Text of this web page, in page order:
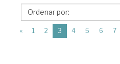
trabajo
>
Mercado
« 1 2 3 (current)
4 5 6 7